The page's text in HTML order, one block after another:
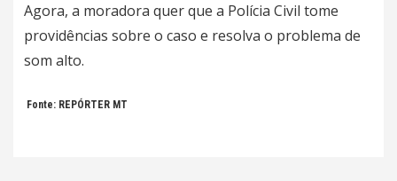
Agora, a moradora quer que a Polícia Civil tome
providências sobre o caso e resolva o problema de
som alto.
Fonte: REPÓRTER MT